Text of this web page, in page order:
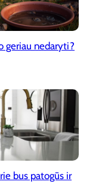
geriau nedaryti?
bus patogūs ir